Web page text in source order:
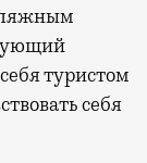
туристом
себя